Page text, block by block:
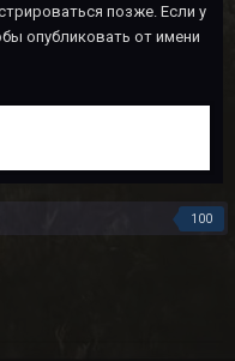
позже. Если у
опубликовать от имени
100